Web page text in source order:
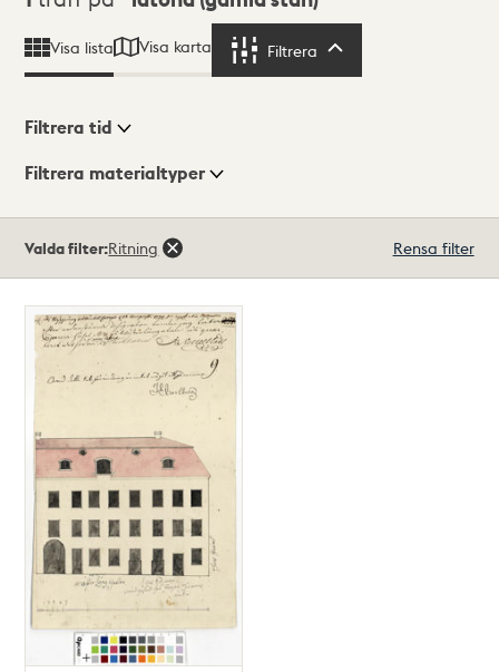
Visa lista Visa karta Filtrera
Visningsläge
Filtrera tid
Filtrera materialtyper
träffar
Valda filter:Ritning Rensa filter